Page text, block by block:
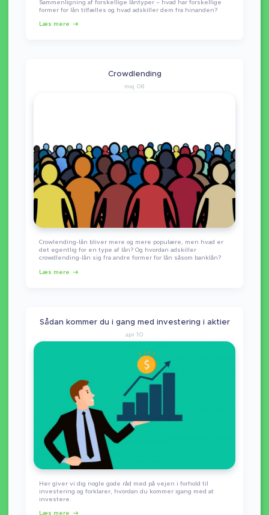
Sammenligning af forskellige låntyper – hvad har forskellige
former for lån tilfælles og hvad adskiller dem fra hinanden?
Læs mere
Crowdlending
maj 08
Crowlending-lån bliver mere og mere populære, men hvad er
det egentlig for en type af lån? Og hvordan adskiller
crowdlending-lån sig fra andre former for lån såsom banklån?
Læs mere
Sådan kommer du i gang med investering i aktier
apr 10
Her giver vi dig nogle gode råd med på vejen i forhold til
investering og forklarer, hvordan du kommer igang med at
investere.
Læs mere